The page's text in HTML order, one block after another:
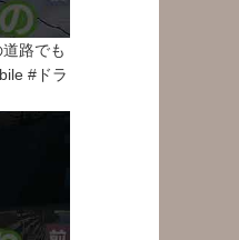
路でも
#ドラ